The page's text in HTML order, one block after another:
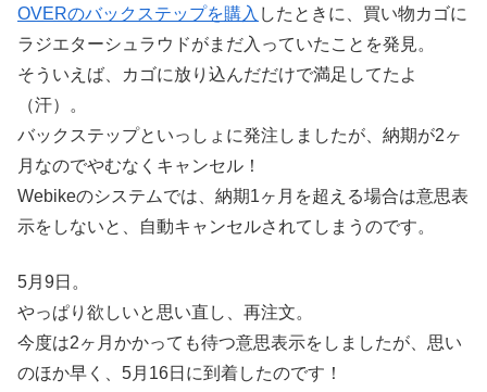
OVERのバックステップを購入 したときに、買い物カゴに
ラジエターシュラウドがまだ入っていたことを発見。
そういえば、カゴに放り込んだだけで満足してたよ
（汗）。
バックステップといっしょに発注しましたが、納期が2ヶ
月なのでやむなくキャンセル！
Webikeのシステムでは、納期1ヶ月を超える場合は意思表
示をしないと、自動キャンセルされてしまうのです。
5月9日。
やっぱり欲しいと思い直し、再注文。
今度は2ヶ月かかっても待つ意思表示をしましたが、思い
のほか早く、5月16日に到着したのです！